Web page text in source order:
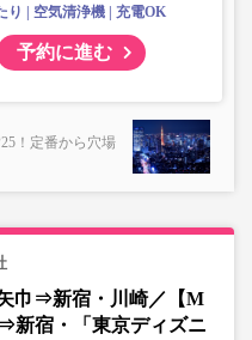
り 空気清浄機 充電OK
予約に進む
！定番から穴場
巾⇒新宿・川崎／【M
新宿・「東京ディズニ